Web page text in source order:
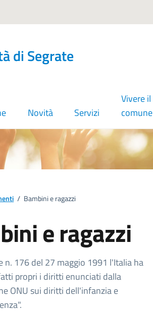
di Segrate
Novità Servizi
Vivere il
comune
/ Bambini e ragazzi
e ragazzi
dell'argomento
n. 176 del 27 maggio 1991 l'Italia ha
propri i diritti enunciati dalla
ONU sui diritti dell'infanzia e